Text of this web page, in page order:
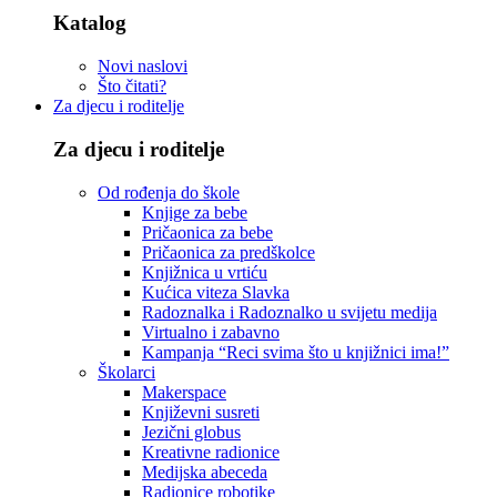
Katalog
Novi naslovi
Što čitati?
Za djecu i roditelje
Za djecu i roditelje
Od rođenja do škole
Knjige za bebe
Pričaonica za bebe
Pričaonica za predškolce
Knjižnica u vrtiću
Kućica viteza Slavka
Radoznalka i Radoznalko u svijetu medija
Virtualno i zabavno
Kampanja “Reci svima što u knjižnici ima!”
Školarci
Makerspace
Književni susreti
Jezični globus
Kreativne radionice
Medijska abeceda
Radionice robotike